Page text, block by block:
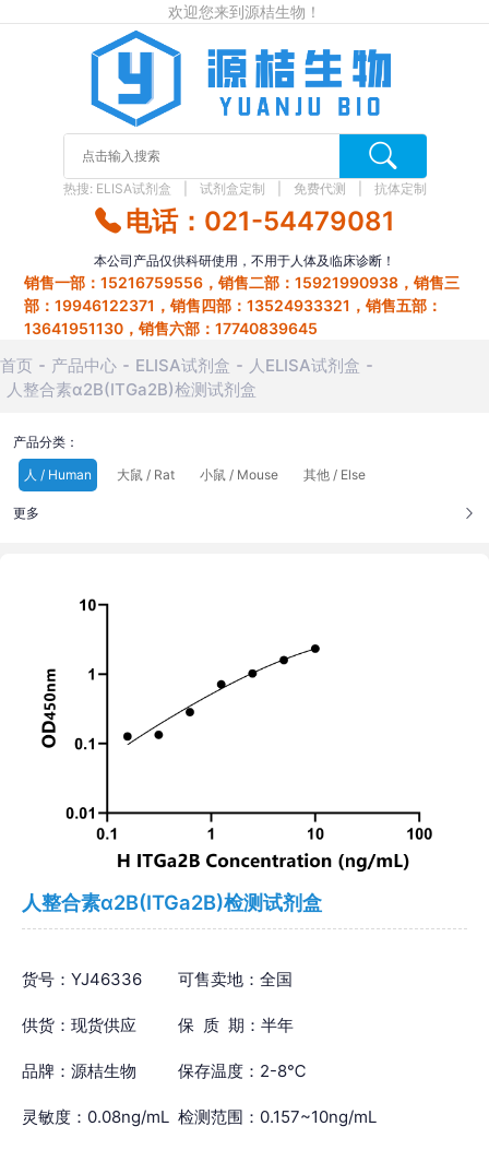
欢迎您来到源桔生物！
热搜: ELISA试剂盒 试剂盒定制 免费代测 抗体定制
电话：021-54479081
本公司产品仅供科研使用，不用于人体及临床诊断！
销售一部：15216759556，销售二部：15921990938，销售三
部：19946122371，销售四部：13524933321，销售五部：
13641951130，销售六部：17740839645
首页 产品中心 ELISA试剂盒
人ELISA试剂盒
人整合素α2B(ITGa2B)检测试剂盒
产品分类：
人 / Human
大鼠 / Rat 小鼠 / Mouse 其他 / Else
更多
人整合素α2B(ITGa2B)检测试剂盒
货号：YJ46336 可售卖地：全国
供货：现货供应 保 质 期：半年
品牌：源桔生物 保存温度：2-8℃
灵敏度：0.08ng/mL 检测范围：0.157~10ng/mL